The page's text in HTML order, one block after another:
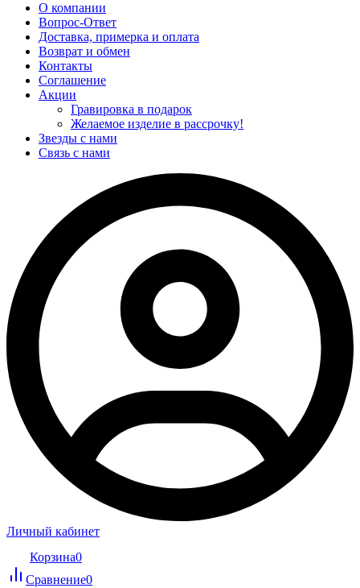
О компании
Вопрос-Ответ
Доставка, примерка и оплата
Возврат и обмен
Контакты
Соглашение
Акции
Гравировка в подарок
Желаемое изделие в рассрочку!
Звезды с нами
Связь с нами
Личный кабинет
Корзина0
Сравнение0